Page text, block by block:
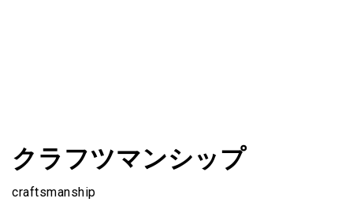
ファショコン通信
ッションとモードを分析するファッション情報サイトです
クラフツマンシップ
craftsmanship